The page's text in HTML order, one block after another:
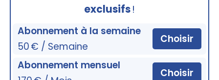
exclusifs!
Abonnement à la semaine
50 € / Semaine
Choisir
Abonnement mensuel
Choisir